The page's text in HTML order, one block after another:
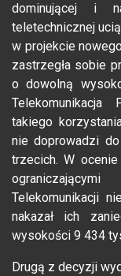
dominującej i
teletechnicznej
w projekcie
zastrzegła sobie
o dowolną
Telekomunikacja
takiego
nie doprowadzi
trzecich. W
Telekomunikacji
nakazał ich
wysokości 9 434
Drugą z decyzji